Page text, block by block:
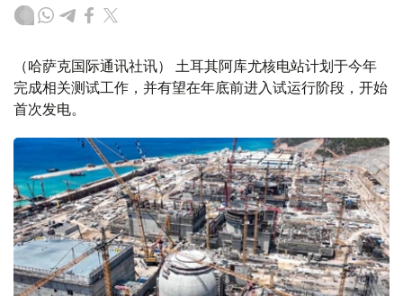
（哈萨克国际通讯社讯） 土耳其阿库尤核电站计划于今年
完成相关测试工作，并有望在年底前进入试运行阶段，开始
首次发电。